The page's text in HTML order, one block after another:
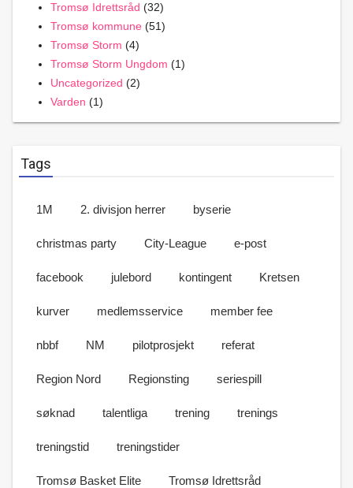
Tromsø Idrettsråd (32)
Tromsø kommune (51)
Tromsø Storm (4)
Tromsø Storm Ungdom (1)
Uncategorized (2)
Varden (1)
Tags
1M 2. divisjon herrer byserie
christmas party City-League e-post
facebook julebord kontingent Kretsen
kurver medlemsservice member fee
nbbf NM pilotprosjekt referat
Region Nord Regionsting seriespill
søknad talentliga trening trenings
treningstid treningstider
Tromsø Basket Elite Tromsø Idrettsråd